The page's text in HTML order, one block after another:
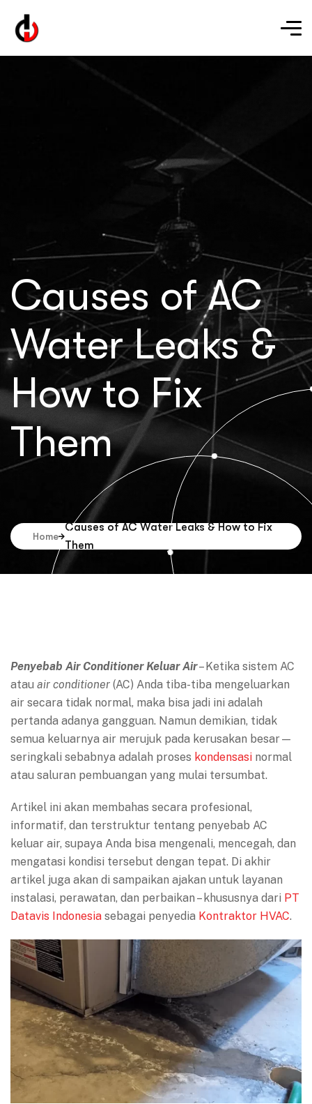
Causes of AC
Water Leaks &
How to Fix
Them
Home
Causes of AC Water Leaks & How to Fix
Them
Penyebab Air Conditioner Keluar Air– Ketika sistem AC
atau air conditioner (AC) Anda tiba-tiba mengeluarkan
air secara tidak normal, maka bisa jadi ini adalah
pertanda adanya gangguan. Namun demikian, tidak
semua keluarnya air merujuk pada kerusakan besar—
seringkali sebabnya adalah proses kondensasi normal
atau saluran pembuangan yang mulai tersumbat.
Artikel ini akan membahas secara profesional,
informatif, dan terstruktur tentang penyebab AC
keluar air, supaya Anda bisa mengenali, mencegah, dan
mengatasi kondisi tersebut dengan tepat. Di akhir
artikel juga akan di sampaikan ajakan untuk layanan
instalasi, perawatan, dan perbaikan – khususnya dari PT
Datavis Indonesia sebagai penyedia Kontraktor HVAC.